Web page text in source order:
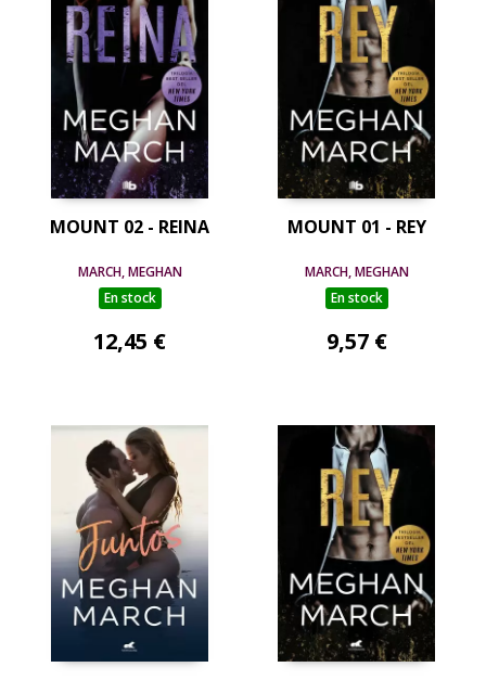
MOUNT 02 - REINA
MARCH, MEGHAN
En stock
12,45 €
MOUNT 01 - REY
MARCH, MEGHAN
En stock
9,57 €